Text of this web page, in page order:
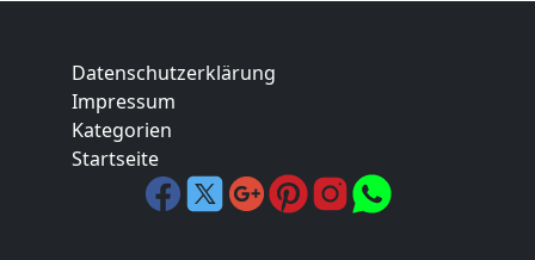
Datenschutzerklärung
Impressum
Kategorien
Startseite